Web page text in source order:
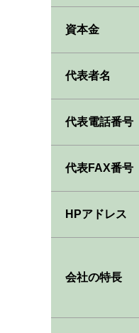
資本金
代表者名
代表電話番号
代表FAX番号
HPアドレス
会社の特長